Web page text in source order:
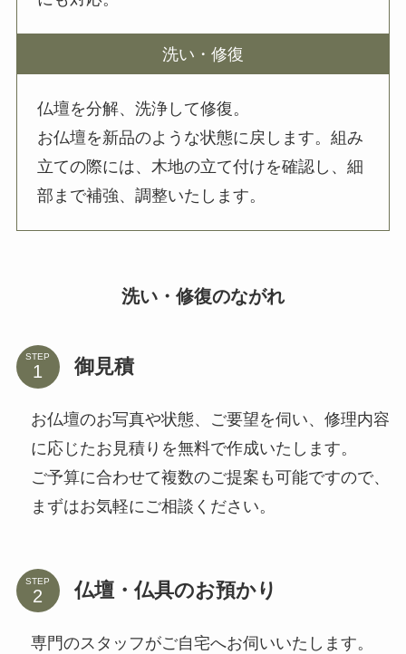
洗い・修復
仏壇を分解、洗浄して修復。
お仏壇を新品のような状態に戻します。組み
立ての際には、木地の立て付けを確認し、細
部まで補強、調整いたします。
洗い・修復のながれ
STEP 御見積
お仏壇のお写真や状態、ご要望を伺い、修理内容
に応じたお見積りを無料で作成いたします。
ご予算に合わせて複数のご提案も可能ですので、
まずはお気軽にご相談ください。
STEP 仏壇・仏具のお預かり
専門のスタッフがご自宅へお伺いいたします。